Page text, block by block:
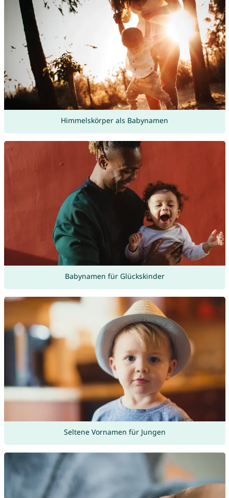
Himmelskörper als Babynamen
Babynamen für Glückskinder
Seltene Vornamen für Jungen